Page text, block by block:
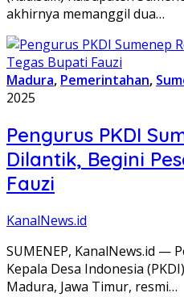
akhirnya memanggil dua…
Madura, Pemerintahan,
2025
Pengurus PKDI
Dilantik, Begini
Fauzi
KanalNews.id
SUMENEP, KanalNews.id —
Kepala Desa Indonesia
Madura, Jawa Timur, resmi…